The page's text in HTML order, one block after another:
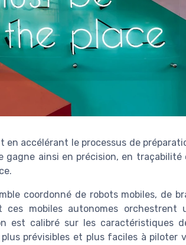
accélérant le processus de
gagne ainsi en précision, en traçabilité
coordonné de robots mobiles, de
mobiles autonomes orchestrent
est calibré sur les caractéristiques
prévisibles et plus faciles à piloter